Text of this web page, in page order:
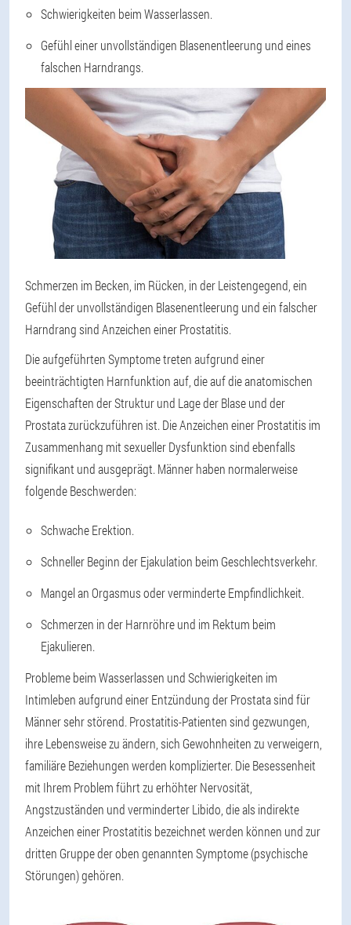
Schwierigkeiten beim Wasserlassen.
Gefühl einer unvollständigen Blasenentleerung und eines
falschen Harndrangs.
Schmerzen im Becken, im Rücken, in der Leistengegend, ein
Gefühl der unvollständigen Blasenentleerung und ein falscher
Harndrang sind Anzeichen einer Prostatitis.
Die aufgeführten Symptome treten aufgrund einer
beeinträchtigten Harnfunktion auf, die auf die anatomischen
Eigenschaften der Struktur und Lage der Blase und der
Prostata zurückzuführen ist. Die Anzeichen einer Prostatitis im
Zusammenhang mit sexueller Dysfunktion sind ebenfalls
signifikant und ausgeprägt. Männer haben normalerweise
folgende Beschwerden:
Schwache Erektion.
Schneller Beginn der Ejakulation beim Geschlechtsverkehr.
Mangel an Orgasmus oder verminderte Empfindlichkeit.
Schmerzen in der Harnröhre und im Rektum beim
Ejakulieren.
Probleme beim Wasserlassen und Schwierigkeiten im
Intimleben aufgrund einer Entzündung der Prostata sind für
Männer sehr störend. Prostatitis-Patienten sind gezwungen,
ihre Lebensweise zu ändern, sich Gewohnheiten zu verweigern,
familiäre Beziehungen werden komplizierter. Die Besessenheit
mit Ihrem Problem führt zu erhöhter Nervosität,
Angstzuständen und verminderter Libido, die als indirekte
Anzeichen einer Prostatitis bezeichnet werden können und zur
dritten Gruppe der oben genannten Symptome (psychische
Störungen) gehören.